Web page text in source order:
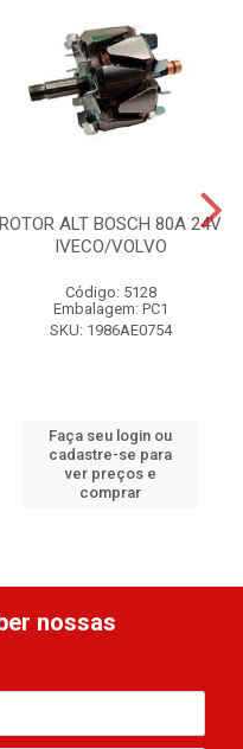
ROTOR ALT BOSCH 80A 24V
IVECO/VOLVO
Código: 5128
Embalagem: PC1
SKU: 1986AE0754
Faça seu login ou
cadastre-se para
ver preços e
comprar
nossas